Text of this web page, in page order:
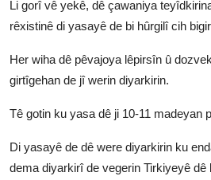
Li gorî vê yekê, dê çawaniya
rêxistinê di yasayê de bi hûrgilî cih
Her wiha dê pêvajoya lêpirsîn û
girtîgehan de jî werin diyarkirin.
Tê gotin ku yasa dê ji 10-11 madeyan
Di yasayê de dê were diyarkirin ku
dema diyarkirî de vegerin Tirkiyeyê